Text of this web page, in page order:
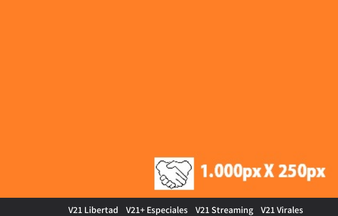
V21 Libertad V21+ Especiales V21 Streaming V21 Virales